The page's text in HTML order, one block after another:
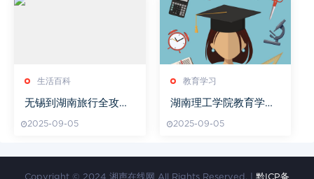
生活百科
无锡到湖南旅行全攻略-
2025-09-05
教育学习
湖南理工学院教育学硕
2025-09-05
Copyright © 2024 湘声在线网 All Rights Reserved. | 黔ICP备